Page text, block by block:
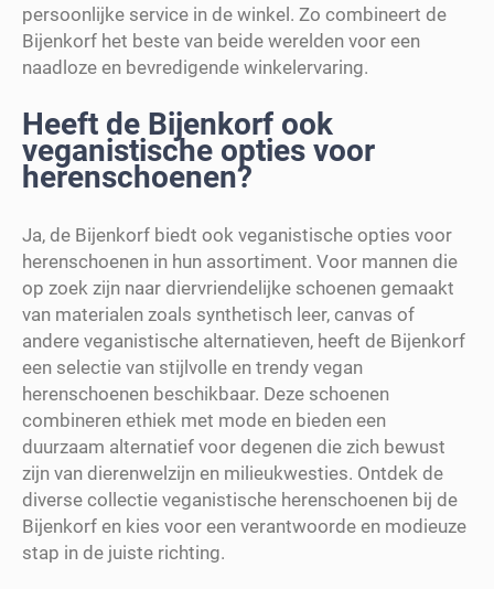
persoonlijke service in de winkel. Zo combineert de
Bijenkorf het beste van beide werelden voor een
naadloze en bevredigende winkelervaring.
Heeft de Bijenkorf ook
veganistische opties voor
herenschoenen?
Ja, de Bijenkorf biedt ook veganistische opties voor
herenschoenen in hun assortiment. Voor mannen die
op zoek zijn naar diervriendelijke schoenen gemaakt
van materialen zoals synthetisch leer, canvas of
andere veganistische alternatieven, heeft de Bijenkorf
een selectie van stijlvolle en trendy vegan
herenschoenen beschikbaar. Deze schoenen
combineren ethiek met mode en bieden een
duurzaam alternatief voor degenen die zich bewust
zijn van dierenwelzijn en milieukwesties. Ontdek de
diverse collectie veganistische herenschoenen bij de
Bijenkorf en kies voor een verantwoorde en modieuze
stap in de juiste richting.